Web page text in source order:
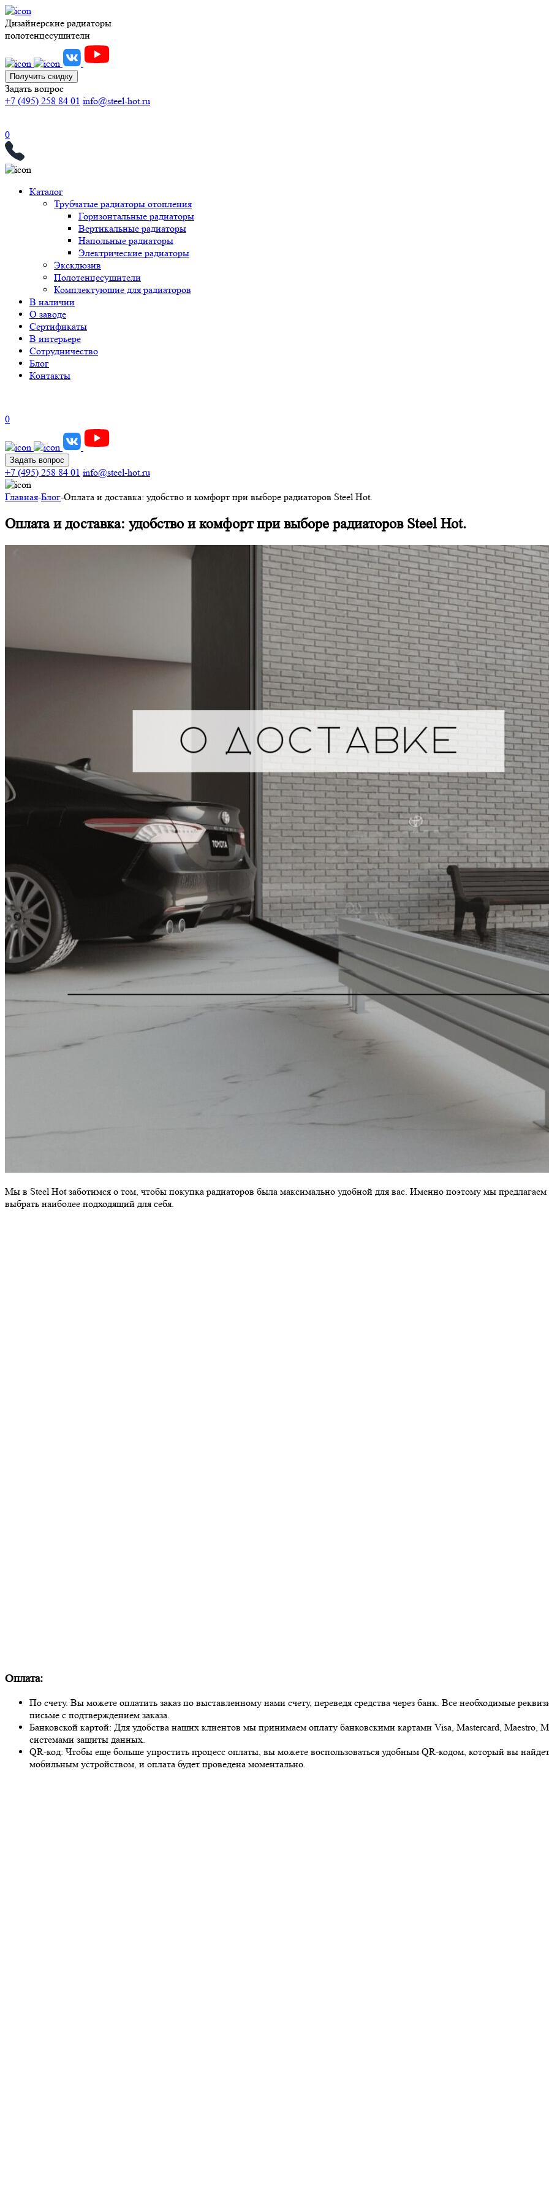
Дизайнерские радиаторы
полотенцесушители
Получить скидку
Задать вопрос
+7 (495) 258 84 01 info@steel-hot.ru
0
Каталог
Трубчатые радиаторы отопления
Горизонтальные радиаторы
Вертикальные радиаторы
Напольные радиаторы
Электрические радиаторы
Эксклюзив
Полотенцесушители
Комплектующие для радиаторов
В наличии
О заводе
Сертификаты
В интерьере
Сотрудничество
Блог
Контакты
0
Задать вопрос
+7 (495) 258 84 01 info@steel-hot.ru
Главная-Блог-Оплата и доставка: удобство и комфорт при выборе радиаторов Steel Hot.
Оплата и доставка: удобство и комфорт при выборе радиаторов Steel Hot.
Мы в Steel Hot заботимся о том, чтобы покупка радиаторов была максимально удобной для вас. Именно поэтому мы
выбрать наиболее подходящий для себя.
Оплата:
По счету. Вы можете оплатить заказ по выставленному нами счету, переведя средства через банк. Все необходимые
письме с подтверждением заказа.
Банковской картой: Для удобства наших клиентов мы принимаем оплату банковскими картами Visa, Mastercard, Maestro,
системами защиты данных.
QR-код: Чтобы еще больше упростить процесс оплаты, вы можете воспользоваться удобным QR-кодом, который вы
мобильным устройством, и оплата будет проведена моментально.